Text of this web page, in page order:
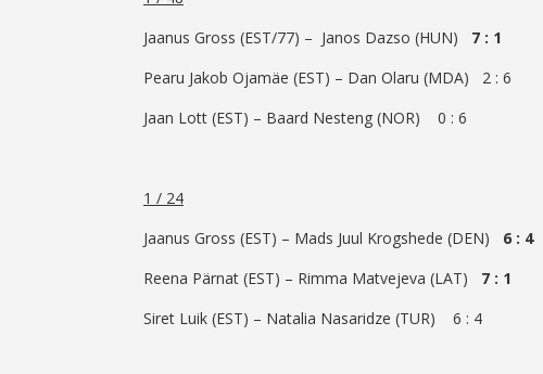
Jaanus Gross (EST/77) – Janos Dazso (HUN) 7 : 1
Pearu Jakob Ojamäe (EST) – Dan Olaru (MDA) 2 : 6
Jaan Lott (EST) – Baard Nesteng (NOR) 0 : 6
1 / 24
Jaanus Gross (EST) – Mads Juul Krogshede (DEN) 6 : 4
Reena Pärnat (EST) – Rimma Matvejeva (LAT) 7 : 1
Siret Luik (EST) – Natalia Nasaridze (TUR) 6 : 4